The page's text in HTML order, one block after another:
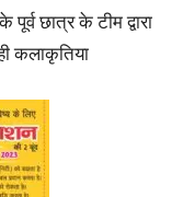
छात्र के टीम द्वारा
कलाकृतिया